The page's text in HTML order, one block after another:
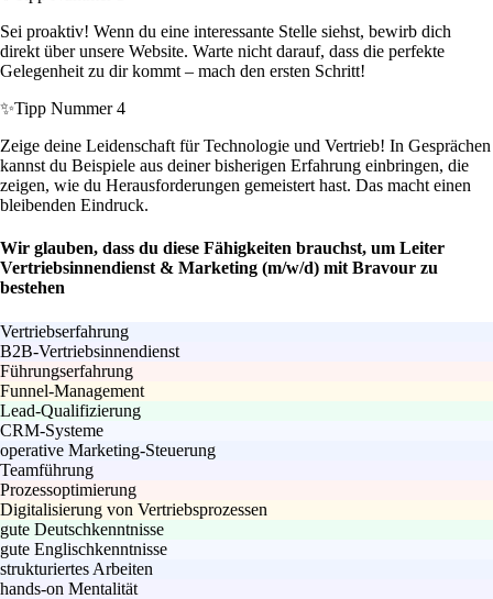
Sei proaktiv! Wenn du eine interessante Stelle siehst, bewirb dich
direkt über unsere Website. Warte nicht darauf, dass die perfekte
Gelegenheit zu dir kommt – mach den ersten Schritt!
✨Tipp Nummer 4
Zeige deine Leidenschaft für Technologie und Vertrieb! In Gesprächen
kannst du Beispiele aus deiner bisherigen Erfahrung einbringen, die
zeigen, wie du Herausforderungen gemeistert hast. Das macht einen
bleibenden Eindruck.
Wir glauben, dass du diese Fähigkeiten brauchst, um Leiter
Vertriebsinnendienst & Marketing (m/w/d) mit Bravour zu
bestehen
Vertriebserfahrung
B2B-Vertriebsinnendienst
Führungserfahrung
Funnel-Management
Lead-Qualifizierung
CRM-Systeme
operative Marketing-Steuerung
Teamführung
Prozessoptimierung
Digitalisierung von Vertriebsprozessen
gute Deutschkenntnisse
gute Englischkenntnisse
strukturiertes Arbeiten
hands-on Mentalität